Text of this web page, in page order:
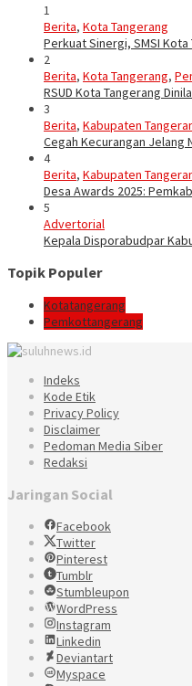
1
Berita, Kota Tangerang
Perkuat Sinergi, SMSI
2
Berita, Kota Tangerang,
RSUD Kota Tangerang
3
Berita, Kabupaten
Cegah Kecurangan Jelang
4
Berita, Kabupaten
Desa Awards 2025:
5
Advertorial
Kepala Disporabudpar
Topik Populer
Kotatangerang
Pemkottangerang
Indeks
Kode Etik
Privacy Policy
Disclaimer
Pedoman Media Siber
Redaksi
Jaringan Social
Facebook
Twitter
Pinterest
Tumblr
Stumbleupon
WordPress
Instagram
Linkedin
Deviantart
Myspace